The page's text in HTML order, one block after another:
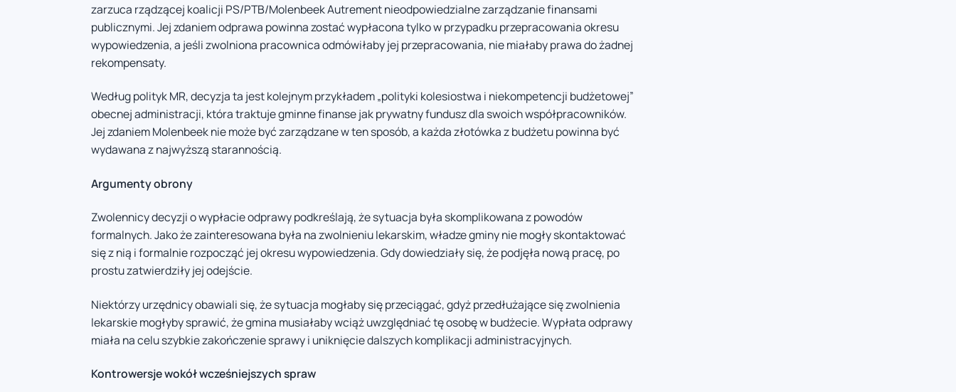
zarzuca rządzącej koalicji PS/PTB/Molenbeek Autrement nieodpowiedzialne zarządzanie finansami
publicznymi. Jej zdaniem odprawa powinna zostać wypłacona tylko w przypadku przepracowania okresu
wypowiedzenia, a jeśli zwolniona pracownica odmówiłaby jej przepracowania, nie miałaby prawa do żadnej
rekompensaty.
Według polityk MR, decyzja ta jest kolejnym przykładem „polityki kolesiostwa i niekompetencji budżetowej”
obecnej administracji, która traktuje gminne finanse jak prywatny fundusz dla swoich współpracowników.
Jej zdaniem Molenbeek nie może być zarządzane w ten sposób, a każda złotówka z budżetu powinna być
wydawana z najwyższą starannością.
Argumenty obrony
Zwolennicy decyzji o wypłacie odprawy podkreślają, że sytuacja była skomplikowana z powodów
formalnych. Jako że zainteresowana była na zwolnieniu lekarskim, władze gminy nie mogły skontaktować
się z nią i formalnie rozpocząć jej okresu wypowiedzenia. Gdy dowiedziały się, że podjęła nową pracę, po
prostu zatwierdziły jej odejście.
Niektórzy urzędnicy obawiali się, że sytuacja mogłaby się przeciągać, gdyż przedłużające się zwolnienia
lekarskie mogłyby sprawić, że gmina musiałaby wciąż uwzględniać tę osobę w budżecie. Wypłata odprawy
miała na celu szybkie zakończenie sprawy i uniknięcie dalszych komplikacji administracyjnych.
Kontrowersje wokół wcześniejszych spraw